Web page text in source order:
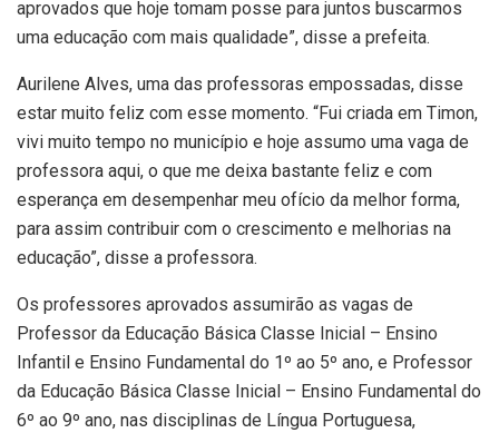
aprovados que hoje tomam posse para juntos buscarmos
uma educação com mais qualidade”, disse a prefeita.
Aurilene Alves, uma das professoras empossadas, disse
estar muito feliz com esse momento. “Fui criada em Timon,
vivi muito tempo no município e hoje assumo uma vaga de
professora aqui, o que me deixa bastante feliz e com
esperança em desempenhar meu ofício da melhor forma,
para assim contribuir com o crescimento e melhorias na
educação”, disse a professora.
Os professores aprovados assumirão as vagas de
Professor da Educação Básica Classe Inicial – Ensino
Infantil e Ensino Fundamental do 1º ao 5º ano, e Professor
da Educação Básica Classe Inicial – Ensino Fundamental do
6º ao 9º ano, nas disciplinas de Língua Portuguesa,